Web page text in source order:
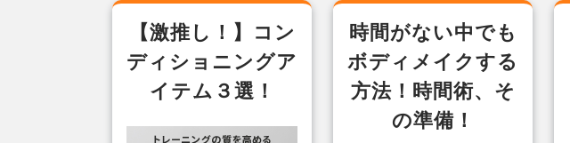
【激推し！】コン
ディショニングア
イテム３選！
時間がない中でも
ボディメイクする
方法！時間術、そ
の準備！